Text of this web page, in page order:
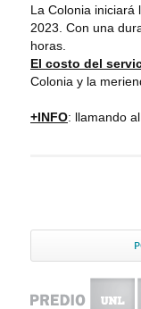
La Colonia iniciará
2023. Con una
horas.
El costo del
Colonia y la
+INFO: llamando